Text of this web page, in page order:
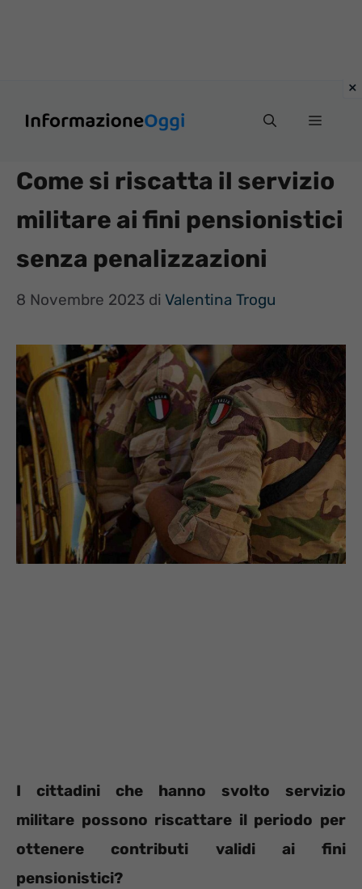
Menu
Come si riscatta il servizio
militare ai fini pensionistici
senza penalizzazioni
8 Novembre 2023 di Valentina Trogu
I cittadini che hanno svolto servizio
militare possono riscattare il periodo per
ottenere contributi validi ai fini
pensionistici?